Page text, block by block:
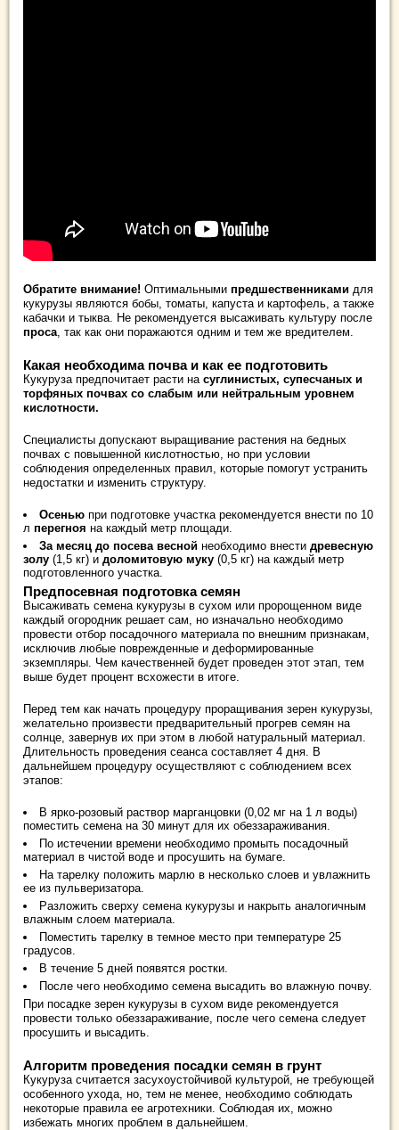
Обратите внимание! Оптимальными предшественниками для
кукурузы являются бобы, томаты, капуста и картофель, а также
кабачки и тыква. Не рекомендуется высаживать культуру после
проса, так как они поражаются одним и тем же вредителем.
Какая необходима почва и как ее подготовить
Кукуруза предпочитает расти на суглинистых, супесчаных и
торфяных почвах со слабым или нейтральным уровнем
кислотности.
Специалисты допускают выращивание растения на бедных
почвах с повышенной кислотностью, но при условии
соблюдения определенных правил, которые помогут устранить
недостатки и изменить структуру.
Осенью при подготовке участка рекомендуется внести по 10
л перегноя на каждый метр площади.
За месяц до посева весной необходимо внести древесную
золу (1,5 кг) и доломитовую муку (0,5 кг) на каждый метр
подготовленного участка.
Предпосевная подготовка семян
Высаживать семена кукурузы в сухом или пророщенном виде
каждый огородник решает сам, но изначально необходимо
провести отбор посадочного материала по внешним признакам,
исключив любые поврежденные и деформированные
экземпляры. Чем качественней будет проведен этот этап, тем
выше будет процент всхожести в итоге.
Перед тем как начать процедуру проращивания зерен кукурузы,
желательно произвести предварительный прогрев семян на
солнце, завернув их при этом в любой натуральный материал.
Длительность проведения сеанса составляет 4 дня. В
дальнейшем процедуру осуществляют с соблюдением всех
этапов:
В ярко-розовый раствор марганцовки (0,02 мг на 1 л воды)
поместить семена на 30 минут для их обеззараживания.
По истечении времени необходимо промыть посадочный
материал в чистой воде и просушить на бумаге.
На тарелку положить марлю в несколько слоев и увлажнить
ее из пульверизатора.
Разложить сверху семена кукурузы и накрыть аналогичным
влажным слоем материала.
Поместить тарелку в темное место при температуре 25
градусов.
В течение 5 дней появятся ростки.
После чего необходимо семена высадить во влажную почву.
При посадке зерен кукурузы в сухом виде рекомендуется
провести только обеззараживание, после чего семена следует
просушить и высадить.
Алгоритм проведения посадки семян в грунт
Кукуруза считается засухоустойчивой культурой, не требующей
особенного ухода, но, тем не менее, необходимо соблюдать
некоторые правила ее агротехники. Соблюдая их, можно
избежать многих проблем в дальнейшем.